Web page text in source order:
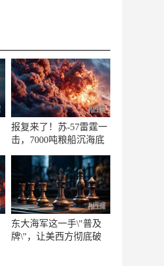
报复来了！苏-57雷霆一
击，7000吨粮船沉海底
东大海军这一手\"普及
牌\"，让美西方彻底破